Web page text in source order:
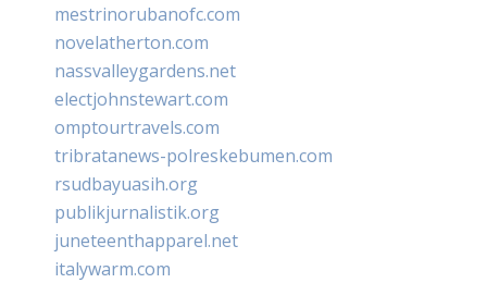
mestrinorubanofc.com
novelatherton.com
nassvalleygardens.net
electjohnstewart.com
omptourtravels.com
tribratanews-polreskebumen.com
rsudbayuasih.org
publikjurnalistik.org
juneteenthapparel.net
italywarm.com